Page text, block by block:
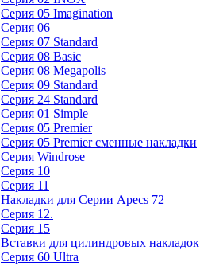
Cерия 05 Imagination
Cерия 06
Cерия 07 Standard
Cерия 08 Basic
Cерия 08 Megapolis
Cерия 09 Standard
Cерия 24 Standard
Серия 01 Simple
Серия 05 Premier
Серия 05 Premier сменные накладки
Cерия Windrose
Серия 10
Серия 11
Накладки для Серии Apecs 72
Серия 12.
Серия 15
Вставки для цилиндровых накладок
Серия 60 Ultra